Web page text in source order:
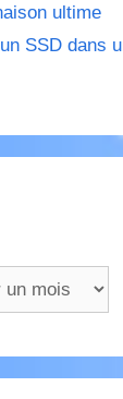
ultime
SSD dans